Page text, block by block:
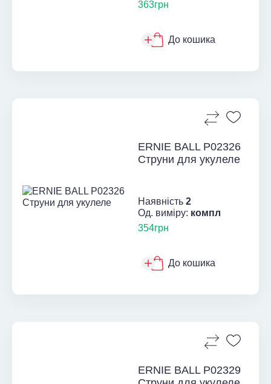
363грн
До кошика
ERNIE BALL P02326
Струни для укулеле
Наявність 2
Од. виміру: компл
354грн
До кошика
ERNIE BALL P02329